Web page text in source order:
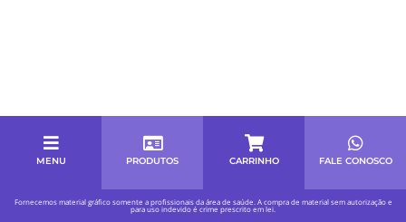
MENU PRODUTOS CARRINHO FALE CONOSCO
Fornecemos material gráfico somente a profissionais da área de saúde. A compra de material sem autorização e
para uso indevido é crime prescrito em lei.